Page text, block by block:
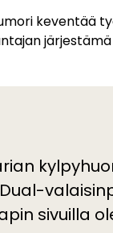
keventää
sivuilla